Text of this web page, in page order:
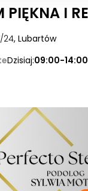
PIĘKNA I
24, Lubartów
Dzisiaj:09:00-14:00